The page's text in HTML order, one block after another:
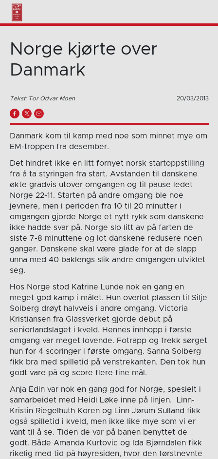
Norge kjørte over
Danmark
Tekst: Tor Odvar Moen 20/03/2013
Danmark kom til kamp med noe som minnet mye om
EM-troppen fra desember.
Det hindret ikke en litt fornyet norsk startoppstilling
fra å ta styringen fra start. Avstanden til danskene
økte gradvis utover omgangen og til pause ledet
Norge 22-11. Starten på andre omgang ble noe
jevnere, men i perioden fra 10 til 20 minutter i
omgangen gjorde Norge et nytt rykk som danskene
ikke hadde svar på. Norge slo litt av på farten de
siste 7-8 minuttene og lot danskene redusere noen
ganger. Danskene skal være glade for at de slapp
unna med 40 baklengs slik andre omgangen utviklet
seg.
Hos Norge stod Katrine Lunde nok en gang en
meget god kamp i målet. Hun overlot plassen til Silje
Solberg drøyt halvveis i andre omgang. Victoria
Kristiansen fra Glassverket gjorde debut på
seniorlandslaget i kveld. Hennes innhopp i første
omgang var meget lovende. Fotrapp og frekk sørget
hun for 4 scoringer i første omgang. Sanna Solberg
fikk bra med spilletid på venstrekanten. Den tok hun
godt vare på og score flere fine mål.
Anja Edin var nok en gang god for Norge, spesielt i
samarbeidet med Heidi Løke inne på linjen. Linn-
Kristin Riegelhuth Koren og Linn Jørum Sulland fikk
også spilletid i kveld, men ikke like mye som vi er
vant til å se. Tiden de var på banen benyttet de
godt. Både Amanda Kurtovic og Ida Bjørndalen fikk
rikelig med tid på høyresiden, hvor den førstnevnte